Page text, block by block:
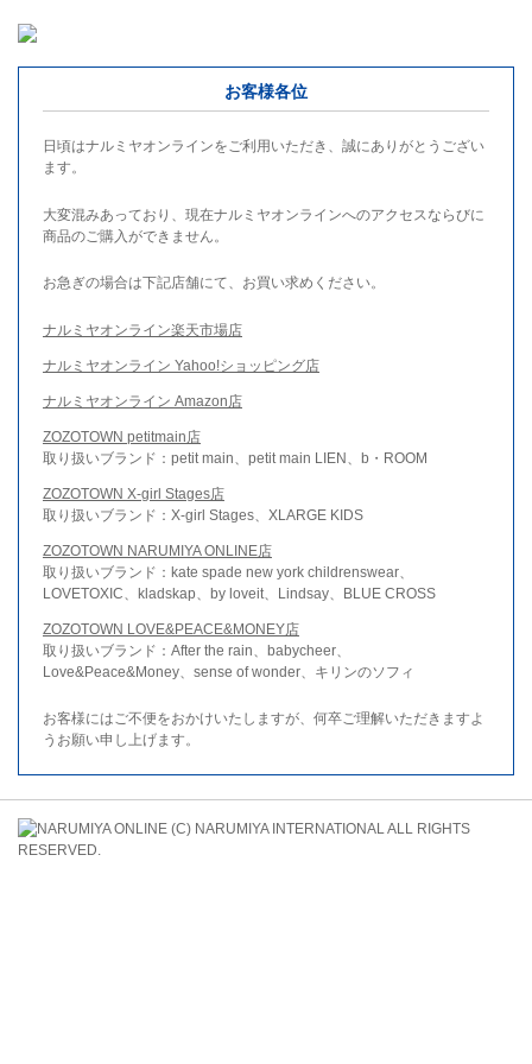
お客様各位
日頃はナルミヤオンラインをご利用いただき、誠にありがとうござい
ます。
大変混みあっており、現在ナルミヤオンラインへのアクセスならびに
商品のご購入ができません。
お急ぎの場合は下記店舗にて、お買い求めください。
ナルミヤオンライン楽天市場店
ナルミヤオンライン Yahoo!ショッピング店
ナルミヤオンライン Amazon店
ZOZOTOWN petitmain店
取り扱いブランド：petit main、petit main LIEN、b・ROOM
ZOZOTOWN X-girl Stages店
取り扱いブランド：X-girl Stages、XLARGE KIDS
ZOZOTOWN NARUMIYA ONLINE店
取り扱いブランド：kate spade new york childrenswear、
LOVETOXIC、kladskap、by loveit、Lindsay、BLUE CROSS
ZOZOTOWN LOVE&PEACE&MONEY店
取り扱いブランド：After the rain、babycheer、
Love&Peace&Money、sense of wonder、キリンのソフィ
お客様にはご不便をおかけいたしますが、何卒ご理解いただきますよ
うお願い申し上げます。